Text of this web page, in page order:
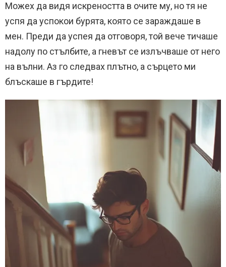
Можех да видя искреността в очите му, но тя не
успя да успокои бурята, която се зараждаше в
мен. Преди да успея да отговоря, той вече тичаше
надолу по стълбите, а гневът се излъчваше от него
на вълни. Аз го следвах плътно, а сърцето ми
блъскаше в гърдите!